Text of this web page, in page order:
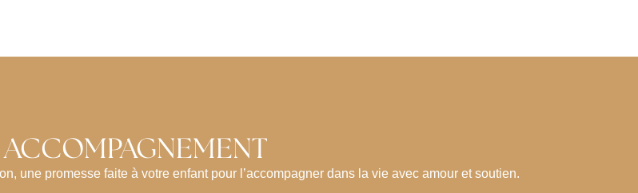
une promesse faite à votre enfant pour l’accompagner dans la vie avec amour et soutien.